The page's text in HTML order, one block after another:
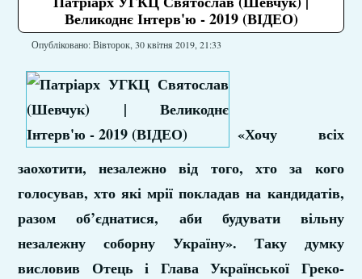
Великоднє Інтерв'ю - 2019 (ВІДЕО)
Опубліковано: Вівторок, 30 квітня 2019, 21:33
«Хочу всіх
заохотити, незалежно від того, хто за кого
голосував, хто які мрії покладав на кандидатів,
разом об’єднатися, аби будувати вільну
незалежну соборну Україну». Таку думку
висловив Отець і Глава Української Греко-